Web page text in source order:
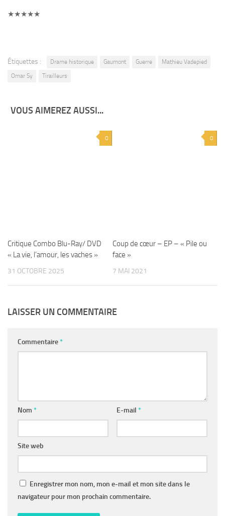
★★★★★
Étiquettes : Drame historique Gaumont Guerre
Mathieu Vadepied
Omar Sy
Tirailleurs
VOUS AIMEREZ AUSSI...
0
Critique Combo Blu-Ray/ DVD
« La vie, l’amour, les vaches »
31 OCTOBRE 2025
0
Coup de cœur – EP – « Pile ou
face »
7 MAI 2021
LAISSER UN COMMENTAIRE
Commentaire*
Nom * E-mail *
Site web
Enregistrer mon nom, mon e-mail et mon site dans le
navigateur pour mon prochain commentaire.